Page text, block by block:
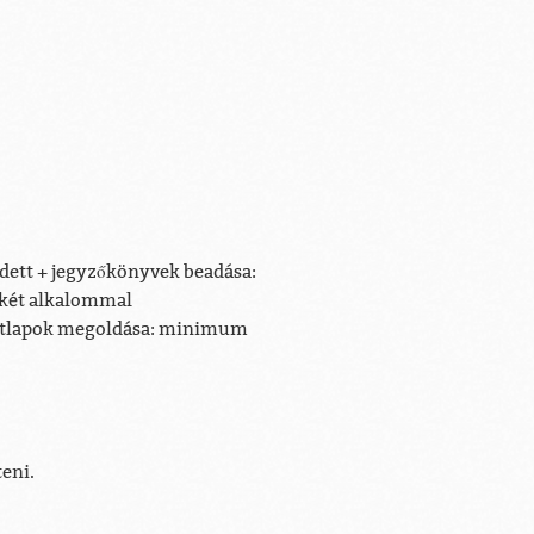
+ jegyzőkönyvek beadása:
alkalommal
megoldása: minimum